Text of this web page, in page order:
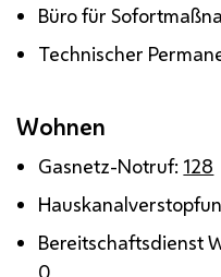
Büro für
Technischer
Wohnen
Gasnetz-Notruf: 128
Bereitschaftsdienst
0